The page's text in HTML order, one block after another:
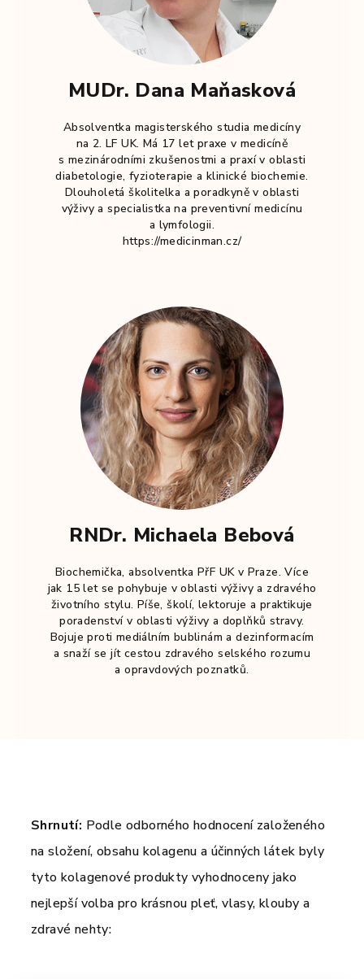
MUDr. Dana Maňasková
Absolventka magisterského studia medicíny
na 2. LF UK. Má 17 let praxe v medicíně
s mezinárodními zkušenostmi a praxí v oblasti
diabetologie, fyzioterapie a klinické biochemie.
Dlouholetá školitelka a poradkyně v oblasti
výživy a specialistka na preventivní medicínu
a lymfologii.
https://medicinman.cz/
RNDr. Michaela Bebová
Biochemička, absolventka PřF UK v Praze. Více
jak 15 let se pohybuje v oblasti výživy a zdravého
životního stylu. Píše, školí, lektoruje a praktikuje
poradenství v oblasti výživy a doplňků stravy.
Bojuje proti mediálním bublinám a dezinformacím
a snaží se jít cestou zdravého selského rozumu
a opravdových poznatků.
Shrnutí: Podle odborného hodnocení založeného
na složení, obsahu kolagenu a účinných látek byly
tyto kolagenové produkty vyhodnoceny jako
nejlepší volba pro krásnou pleť, vlasy, klouby a
zdravé nehty: